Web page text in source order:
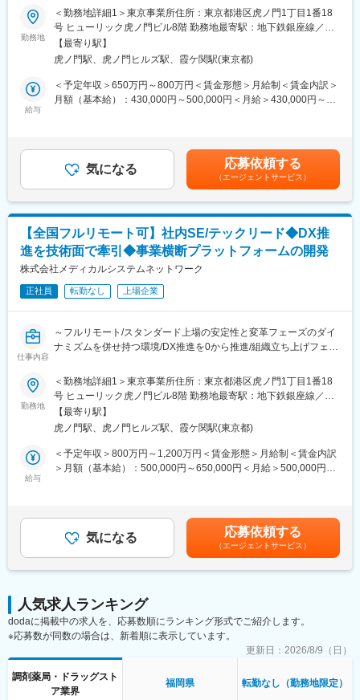
・障害、不具合、仕様確認等に関する関係者調整
・開発プロセス、チケット管理、リリース運用等の継続的な改善
■開発体制
14名（協力会社含む）の開発チームです。内製化を進めており、
アジャイルで開発を進めています。
◎フルフレックスのため、業務状況やチームとの連携を踏まえつ
つ柔軟に働くことが可能。
◎Slack、Notion、GitHub、Google Workspace等を活用。リモー
トでの情報共有・プロジェクト推進を実施。
変更の範囲：会社の定める業務
■業務概要：
「なの花薬局」チェーンの運営・同社グループや加盟登録してい
る一般保険薬局等の医療機関に対し、医薬品調達から薬剤師研修
までの保険薬局運営支援サービスを提供する当社で、プロジェク
トマネージャー業務をお任せします。
＜具体的に＞
システムの開発、業務システム導入、薬局業務で利用するシステ
業務事例：
直営店約450店舗の管理運用システム
医薬品ネットワーク加盟店(約10,000店舗)のシステム運用・開発
て業務をお任せしていきます。
さらなるマネジメント業務や、PMのスペシャリストとして業務を
極めて頂くことも可能です。
■組織構成：
システム本部は59名で構成されており、年齢も20代～50代まで幅
■キャリアパス：
アップや、スペシャリストとして業務を極めていっていただくこ
とも可能です。
■魅力：
担する等、エンジニアの就業環境をサポートする体制が整ってい
ます。
業・給食事業・訪問介護事業等、地域の「医・食・住」のインフ
ラとして
地域住民の健康を支えるトータルサービス事業を展開していま
す。地域に根差した医療サービスの提供を目指し、医薬連携によ
医療・サービスの提供を行っております。
調剤薬局事業では全国472店舗を展開、医薬品ネットワーク加盟
件数は47都道府県で約11,678件（2025年11月末）を全国各地で
事業を展開しています。
■就業環境：
残業は月平均15時間程度なので、ワークライフバランスを重視す
勤務地
＜勤務地詳細1＞東京事業所住所：東京都港区虎ノ門1丁目1番18
号 ヒューリック虎ノ門ビル8階 勤務地最寄駅：地下鉄銀座線／虎
ノ門駅受動喫煙対策：屋内全面禁煙＜勤務地詳細2＞全国（ご自宅
からのフルリモート中心）住所：支社・支店／全国各地 受動喫煙
トワーク含む）
【最寄り駅】
虎ノ門駅、虎ノ門ヒルズ駅、霞ケ関駅(東京都)
給与
＜予定年収＞650万円～800万円＜賃金形態＞月給制＜賃金内訳＞
月額（基本給）：430,000円～500,000円＜月給＞430,000円～
も目安の金額であり、選考を通じて上下する可能性があります。
月給(月額)は固定手当を含めた表記です。
気になる 応募依頼する
（エージェントサービス）
【全国フルリモート可】社内SE/テックリード◆DX推
進を技術面で牽引◆事業横断プラットフォームの開発
株式会社メディカルシステムネットワーク
正社員 転勤なし 上場企業
仕事内容
～フルリモート/スタンダード上場の安定性と変革フェーズのダイ
ナミズムを併せ持つ環境/DX推進を0から推進/組織立ち上げフェー
■概要
メディカルシステムネットワークでは、顧客データ・顧客接点・
データ活用を統合する「共通基盤システム」を構築するため、開
発チームを新規に立ち上げました。
グループ内には多様な事業（薬局、物流、医薬品製造販売、薬局
DX）が存在していますが、それぞれの顧客データや接点が最適化
しきれていない課題があります。これらを統合し、ポータルサイ
ト、データ連携基盤、SFA/CRMを一気通貫で繋ぎ、単一のインタ
この巨大構想を、AWSを中心としたモダンなアーキテクチャで形
にし、技術選定から実装を泥臭く、かつ戦略的に主導いただける
テックリードを募集します。ゆくゆくは開発リーダー・開発部長
・AWSベースの新規システム、データ連携基盤の設計・構築
・Salesforceを軸とした顧客データ管理の設計・意思決定
・マイクロサービス/モジュラーモノリスなどのアーキテクチャ選
・ベンダーコントロール、開発プロセス（CI/CD, IaC）の改善
・バックエンド/フロントエンドの実装（自ら手を動かす実装含
勤務地
＜勤務地詳細1＞東京事業所住所：東京都港区虎ノ門1丁目1番18
号 ヒューリック虎ノ門ビル8階 勤務地最寄駅：地下鉄銀座線／虎
ノ門駅受動喫煙対策：屋内全面禁煙＜勤務地詳細2＞全国（ご自宅
からのフルリモート中心）住所：支社・支店／全国各地 受動喫煙
トワーク含む）
【最寄り駅】
虎ノ門駅、虎ノ門ヒルズ駅、霞ケ関駅(東京都)
給与
＜予定年収＞800万円～1,200万円＜賃金形態＞月給制＜賃金内訳
＞月額（基本給）：500,000円～650,000円＜月給＞500,000円～
し決定致します。※賞与：年2回支給（合計3か月分支給）賃金は
あくまでも目安の金額であり、選考を通じて上下する可能性があ
ります。月給(月額)は固定手当を含めた表記です。
気になる 応募依頼する
（エージェントサービス）
人気求人ランキング
dodaに掲載中の求人を、応募数順にランキング形式でご紹介します。
※応募数が同数の場合は、新着順に表示しています。
更新日： 2026/8/9（日）
調剤薬局・ドラッグスト
ア業界
福岡県 転勤なし（勤務地限定）